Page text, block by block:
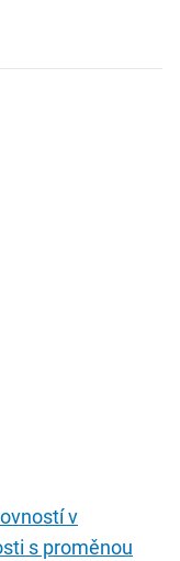
v
s proměnou